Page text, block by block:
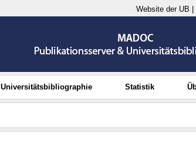
Website der UB
Universitätsbibliographie Statistik